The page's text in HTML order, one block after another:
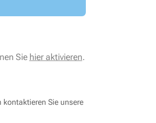
Sie hier aktivieren.
kontaktieren Sie unsere